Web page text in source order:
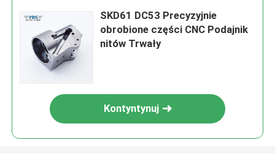
SKD61 DC53 Precyzyjnie
obrobione części CNC Podajnik
nitów Trwały
Kontyntynuj